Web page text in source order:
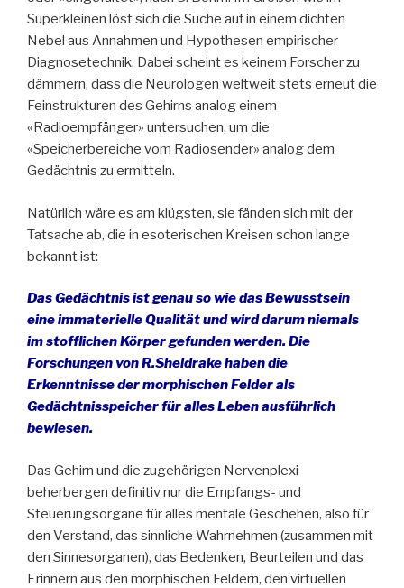
Superkleinen löst sich die Suche auf in einem dichten
Nebel aus Annahmen und Hypothesen empirischer
Diagnosetechnik. Dabei scheint es keinem Forscher zu
dämmern, dass die Neurologen weltweit stets erneut die
Feinstrukturen des Gehirns analog einem
«Radioempfänger» untersuchen, um die
«Speicherbereiche vom Radiosender» analog dem
Gedächtnis zu ermitteln.
Natürlich wäre es am klügsten, sie fänden sich mit der
Tatsache ab, die in esoterischen Kreisen schon lange
bekannt ist:
Das Gedächtnis ist genau so wie das Bewusstsein
eine immaterielle Qualität und wird darum niemals
im stofflichen Körper gefunden werden. Die
Forschungen von R.Sheldrake haben die
Erkenntnisse der morphischen Felder als
Gedächtnisspeicher für alles Leben ausführlich
bewiesen.
Das Gehirn und die zugehörigen Nervenplexi
beherbergen definitiv nur die Empfangs- und
Steuerungsorgane für alles mentale Geschehen, also für
den Verstand, das sinnliche Wahrnehmen (zusammen mit
den Sinnesorganen), das Bedenken, Beurteilen und das
Erinnern aus den morphischen Feldern, den virtuellen